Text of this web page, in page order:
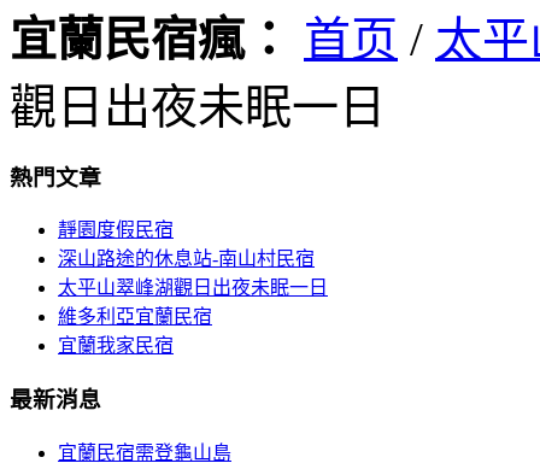
宜蘭民宿瘋：
首页 / 太
觀日出夜未眠一日
熱門文章
靜園度假民宿
深山路途的休息站-南山村民宿
太平山翠峰湖觀日出夜未眠一日
維多利亞宜蘭民宿
宜蘭我家民宿
最新消息
宜蘭民宿需登龜山島